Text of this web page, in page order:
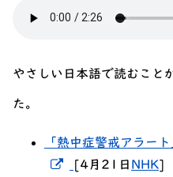
やさしい日本語で読むこと
た。
「熱中症警戒アラー
新しいウィンド
[4月21日 NHK]